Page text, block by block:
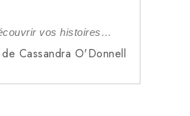
vos histoires…
Cassandra O'Donnell